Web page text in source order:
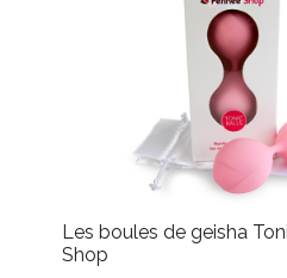
Les boules de geisha
Shop